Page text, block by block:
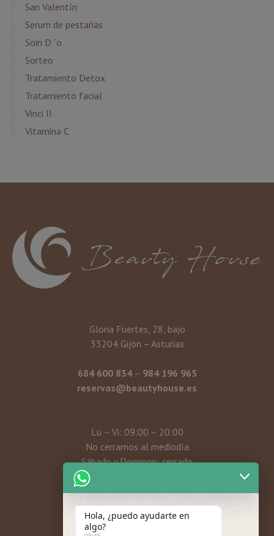
San Valentín
Serum de pestañas
Soin D ´o
Sorteo
Tratamiento Detox
Tratamiento facial
Vinci II
Vitamina C
Gloria Fuertes, 28, bajo
33204 Gijón – Asturias
684 600 834– 984 196 965
reservas@beautyhouse.es
Lu – Vi: 09:00 – 20:00
No cerramos al mediodía
Sábado y Domingo: cerrado
Mi cuenta
Hola, ¿puedo ayudarte en
algo?